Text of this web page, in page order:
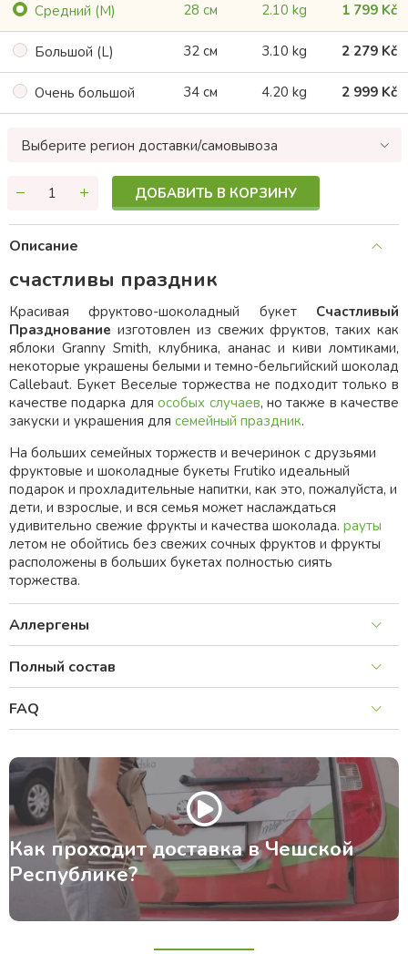
Cредний (M)
28 см 2.10 kg 1 799 Kč
Большой (L) 32 см 3.10 kg 2 279 Kč
Oчень большой 34 см 4.20 kg 2 999 Kč
Выберите регион доставки/самовывоза
ДОБАВИТЬ В КОРЗИНУ
Описание
счастливы праздник
Красивая фруктово-шоколадный букет Счастливый
Празднование изготовлен из свежих фруктов, таких как
яблоки Granny Smith, клубника, ананас и киви ломтиками,
некоторые украшены белыми и темно-бельгийский шоколад
Callebaut. Букет Веселые торжества не подходит только в
качестве подарка дляособых случаев, но также в качестве
закуски и украшения для семейный праздник.
На больших семейных торжеств и вечеринок с друзьями
фруктовые и шоколадные букеты Frutiko идеальный
подарок и прохладительные напитки, как это, пожалуйста, и
дети, и взрослые, и вся семья может наслаждаться
удивительно свежие фрукты и качества шоколада. рауты
летом не обойтись без свежих сочных фруктов и фрукты
расположены в больших букетах полностью сиять
торжества.
Аллергены
Полный состав
FAQ
Как проходит доставка в Чешской
Республике?